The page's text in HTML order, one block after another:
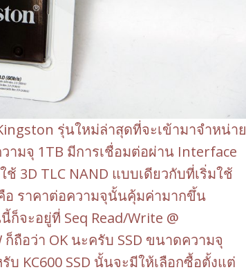
รุ่นใหม่ล่าสุดที่จะเข้ามาจำหน่าย
ามจุ 1TB มีการเชื่อมต่อผ่าน Interface
3D TLC NAND แบบเดียวกับที่เริ่มใช้
อ ราคาต่อความจุนั้นคุ้มค่ามากขึ้น
จะอยู่ที่ Seq Read/Write @
ถือว่า OK นะครับ SSD ขนาดความจุ
KC600 SSD นั้นจะมีให้เลือกซื้อตั้งแต่